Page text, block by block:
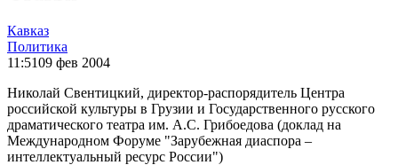
Кавказ
Политика
11:5109 фев 2004
Николай Свентицкий, директор-распорядитель Центра
российской культуры в Грузии и Государственного русского
драматического театра им. А.С. Грибоедова (доклад на
Международном Форуме "Зарубежная диаспора –
интеллектуальный ресурс России")